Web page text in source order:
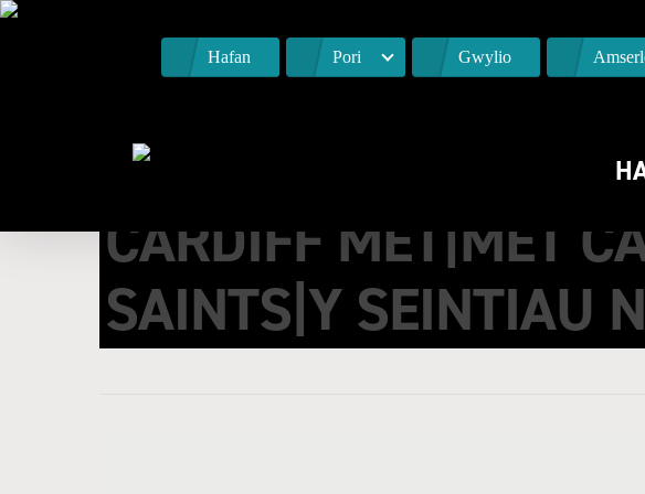
Hafan Pori Gwylio
CARDIFF MET|MET
SAINTS|Y SEINTIAU